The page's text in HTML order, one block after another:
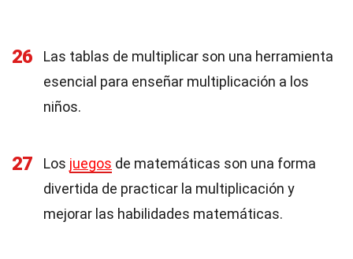
26
Las tablas de multiplicar son una herramienta
esencial para enseñar multiplicación a los
niños.
27 Los juegos de matemáticas son una forma
divertida de practicar la multiplicación y
mejorar las habilidades matemáticas.